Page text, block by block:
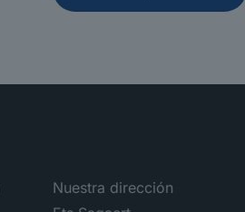
Nuestra dirección